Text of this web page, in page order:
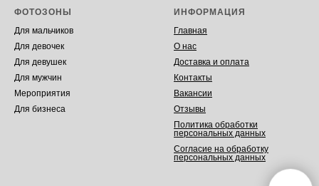
ФОТОЗОНЫ
Для мальчиков
Для девочек
Для девушек
Для мужчин
Мероприятия
Для бизнеса
ИНФОРМАЦИЯ
Главная
О нас
Доставка и оплата
Контакты
Вакансии
Отзывы
Политика обработки
персональных данных
Согласие на обработку
персональных данных